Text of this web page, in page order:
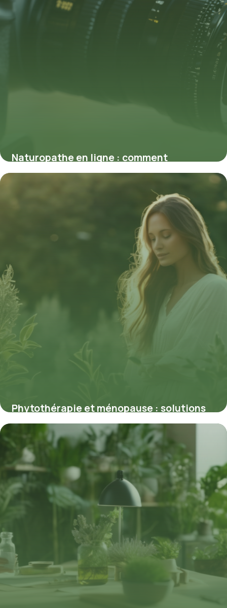
Naturopathe en ligne : comment
optimiser votre santé naturellement
Phytothérapie et ménopause : solutions
naturelles validées par des études
26 février 2026